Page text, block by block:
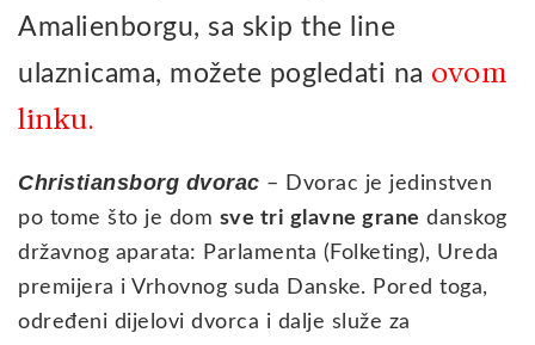
Amalienborgu, sa skip the line
ulaznicama, možete pogledati na ovom
linku.
Christiansborg dvorac – Dvorac je jedinstven
po tome što je dom sve tri glavne grane danskog
državnog aparata: Parlamenta (Folketing), Ureda
premijera i Vrhovnog suda Danske. Pored toga,
određeni dijelovi dvorca i dalje služe za